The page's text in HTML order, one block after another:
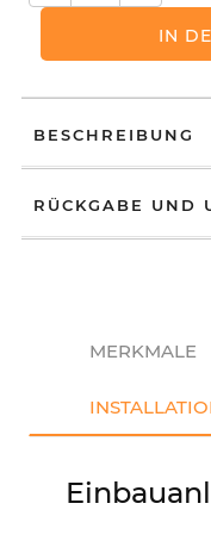
IN
BESCHREIBUNG
RÜCKGABE UND
MERKMALE